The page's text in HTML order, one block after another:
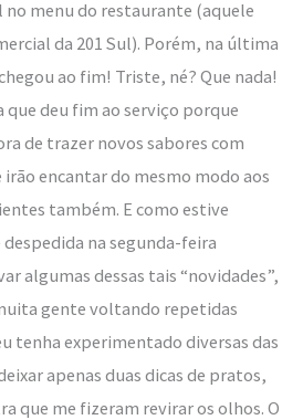
menu do restaurante (aquele
da 201 Sul). Porém, na última
ao fim! Triste, né? Que nada!
que deu fim ao serviço porque
de trazer novos sabores com
encantar do mesmo modo aos
também. E como estive
na segunda-feira
algumas dessas tais “novidades”,
gente voltando repetidas
tenha experimentado diversas das
apenas duas dicas de pratos,
que me fizeram revirar os olhos. O